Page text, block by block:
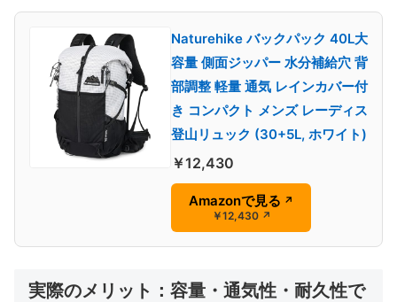
Naturehike バックパック 40L大
容量 側面ジッパー 水分補給穴 背
部調整 軽量 通気 レインカバー付
き コンパクト メンズ レーディス
登山リュック (30+5L, ホワイト)
￥12,430
Amazonで見る ↗
￥12,430 ↗
実際のメリット：容量・通気性・耐久性で